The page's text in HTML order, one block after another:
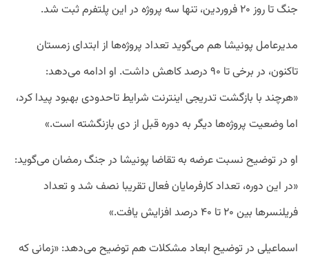
جنگ تا روز ۲۰ فروردین، تنها سه پروژه در این پلتفرم ثبت شد.
مدیرعامل پونیشا هم می‌گوید تعداد پروژه‌ها از ابتدای زمستان
تاکنون، در برخی تا ۹۰ درصد کاهش داشت. او ادامه می‌دهد:
«هرچند با بازگشت تدریجی اینترنت شرایط تاحدودی بهبود پیدا کرد،
اما وضعیت پروژه‌ها دیگر به دوره قبل از دی بازنگشته است.»
او در توضیح نسبت عرضه به تقاضا پونیشا در جنگ رمضان می‌گوید:
«در این دوره، تعداد کارفرمایان فعال تقریبا نصف شد و تعداد
فریلنسرها بین ۲۰ تا ۴۰ درصد افزایش یافت.»
اسماعیلی در توضیح ابعاد مشکلات هم توضیح می‌دهد: «زمانی که